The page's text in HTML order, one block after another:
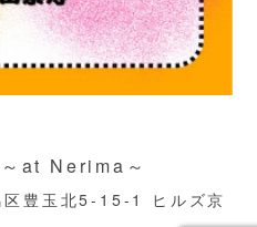
at Nerima～
豊玉北5-15-1 ヒルズ京